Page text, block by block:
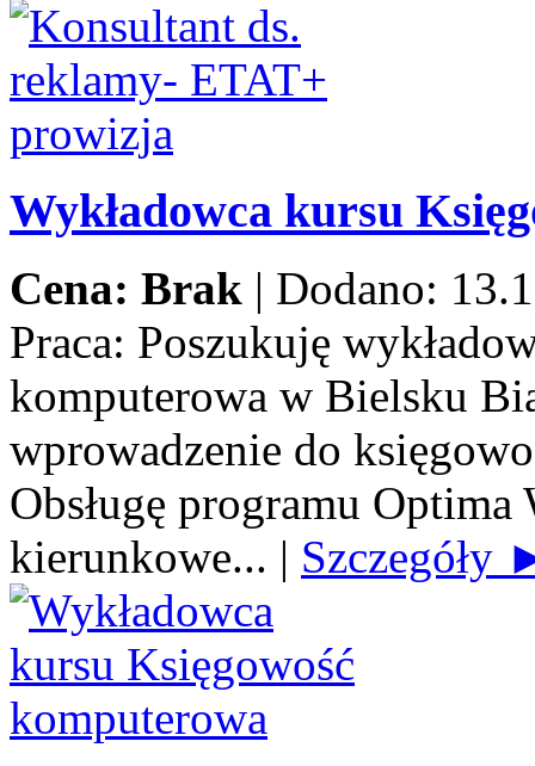
Wykładowca kursu
Cena: Brak | Dodano:
Praca: Poszukuję
komputerowa w Bielsku
wprowadzenie do
Obsługę programu Optima
kierunkowe... | Szczegóły